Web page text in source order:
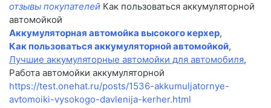
отзывы покупателей Как пользоваться аккумуляторной
автомойкой
Аккумуляторная автомойка высокого керхер,
Как пользоваться аккумуляторной автомойкой,
Лучшие аккумуляторные автомойки для автомобиля,
Работа автомойки аккумуляторной
https://test.onehat.ru/posts/1536-akkumuljatornye-
avtomoiki-vysokogo-davlenija-kerher.html